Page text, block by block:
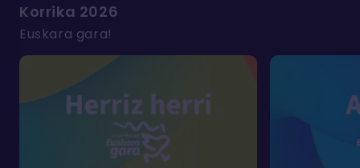
Korrika 2026
Euskara gara!